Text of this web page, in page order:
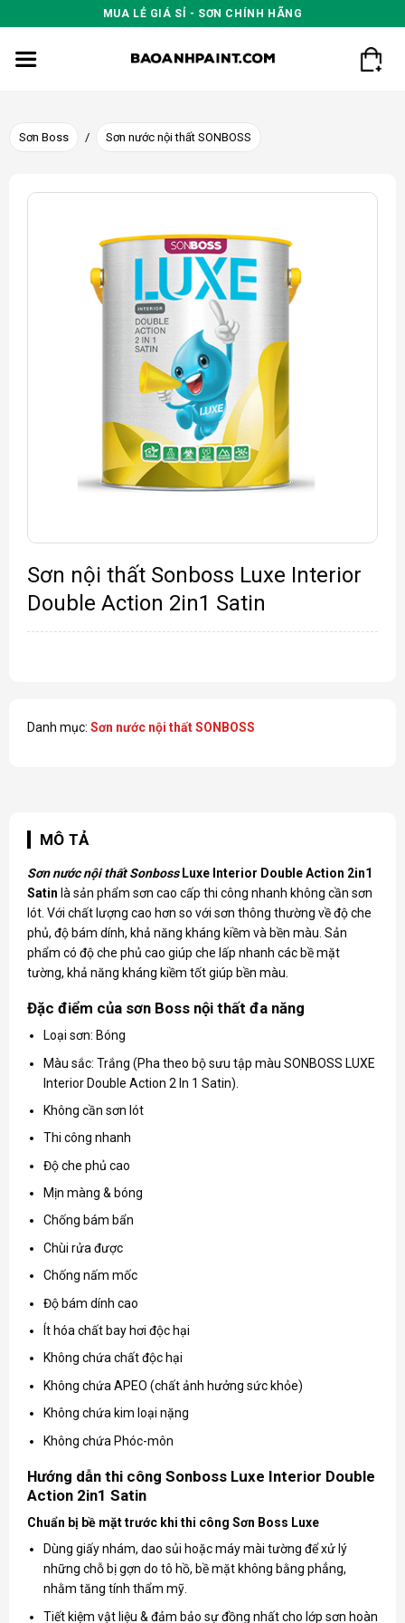
to
content
MUA LẺ GIÁ SỈ - SƠN CHÍNH HÃNG
Sơn Boss / Sơn nước nội thất SONBOSS
Sơn nội thất Sonboss Luxe Interior
Double Action 2in1 Satin
Danh mục: Sơn nước nội thất SONBOSS
MÔ TẢ
Sơn nước nội thất SonbossLuxe Interior Double Action 2in1
Satin là sản phẩm sơn cao cấp thi công nhanh không cần sơn
lót. Với chất lượng cao hơn so với sơn thông thường về độ che
phủ, độ bám dính, khả năng kháng kiềm và bền màu. Sản
phẩm có độ che phủ cao giúp che lấp nhanh các bề mặt
tường, khả năng kháng kiềm tốt giúp bền màu.
Đặc điểm của sơn Boss nội thất đa năng
Loại sơn: Bóng
Màu sắc: Trắng (Pha theo bộ sưu tập màu SONBOSS LUXE
Interior Double Action 2 In 1 Satin).
Không cần sơn lót
Thi công nhanh
Độ che phủ cao
Mịn màng & bóng
Chống bám bẩn
Chùi rửa được
Chống nấm mốc
Độ bám dính cao
Ít hóa chất bay hơi độc hại
Không chứa chất độc hại
Không chứa APEO (chất ảnh hưởng sức khỏe)
Không chứa kim loại nặng
Không chứa Phóc-môn
Hướng dẫn thi công Sonboss Luxe Interior Double
Action 2in1 Satin
Chuẩn bị bề mặt trước khi thi công Sơn Boss Luxe
Dùng giấy nhám, dao sủi hoặc máy mài tường để xử lý
những chỗ bị gợn do tô hồ, bề mặt không bằng phẳng,
nhằm tăng tính thẩm mỹ.
Tiết kiệm vật liệu & đảm bảo sự đồng nhất cho lớp sơn hoàn